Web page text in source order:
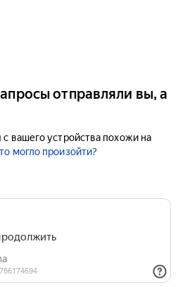
отправляли вы, а
вашего устройства похожи на
могло произойти?